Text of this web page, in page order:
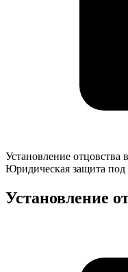
Установление
отцовства
Сочах
Установление отцовства
Юридическая защита
Установление